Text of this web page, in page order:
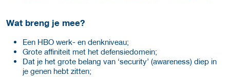
Wat breng je mee?
Een HBO werk- en denkniveau;
Grote affiniteit met het defensiedomein;
Dat je het grote belang van ‘security’ (awareness) diep in
je genen hebt zitten;